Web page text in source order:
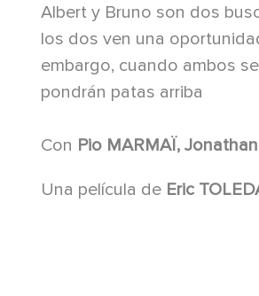
Albert y Bruno son dos
los dos ven una
embargo, cuando ambos
pondrán patas arriba
Con
Una película de Eric